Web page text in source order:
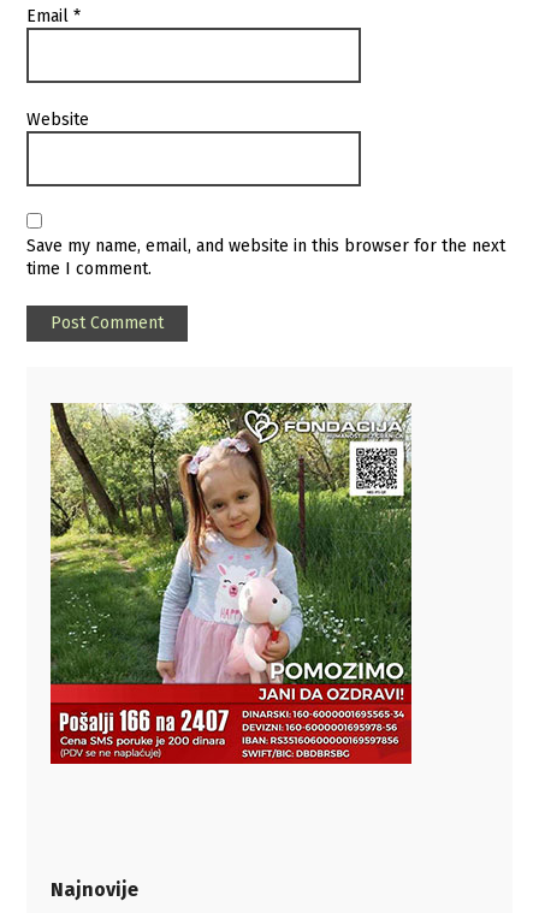
Email*
Website
Save my name, email, and website in this browser for the next
time I comment.
Najnovije